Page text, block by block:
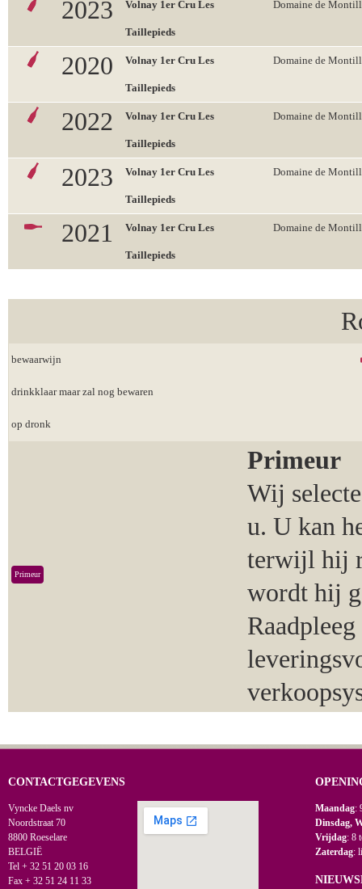
2023 Volnay 1er Cru Les
Taillepieds
Domaine de
2020 Volnay 1er Cru Les
Taillepieds
Domaine de
2022 Volnay 1er Cru Les
Taillepieds
Domaine de
2023 Volnay 1er Cru Les
Taillepieds
Domaine de
2021 Volnay 1er Cru Les
Taillepieds
Domaine de
bewaarwijn
drinkklaar maar zal nog bewaren
op dronk
Primeur
Primeur
Wij
u. U kan
terwijl hij
wordt hij
CONTACTGEGEVENS
Vyncke Daels nv
Noordstraat 70
8800 Roeselare
BELGIË
Tel + 32 51 20 03 16
Fax + 32 51 24 11 33
Maandag:
Dinsdag,
Vrijdag: 8
Zaterdag: